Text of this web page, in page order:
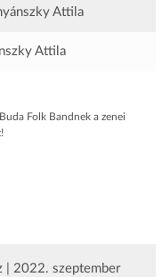
Attila
Attila
Folk Bandnek a zenei
| 2022. szeptember